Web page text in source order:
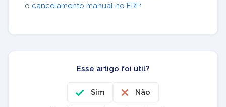
o cancelamento manual no ERP.
Esse artigo foi útil?
Sim Não